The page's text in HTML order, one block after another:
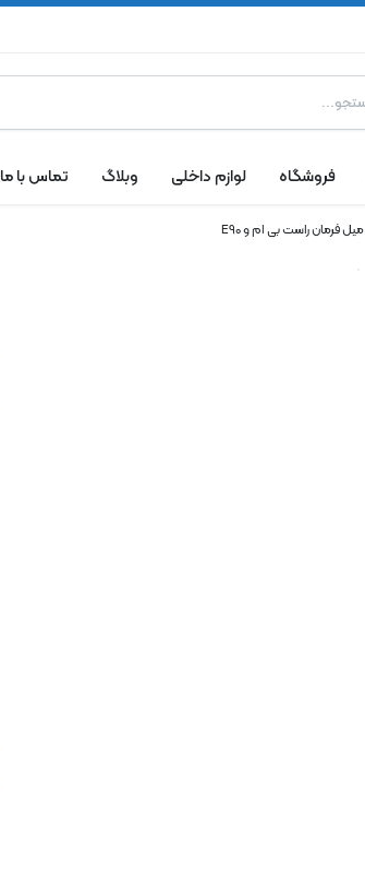
فروشگاه لوازم داخلی وبلاگ تماس با ما
میل فرمان راست بی ام و E90